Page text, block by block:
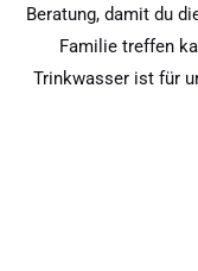
Beratung, damit du
Familie treffen
Trinkwasser ist für